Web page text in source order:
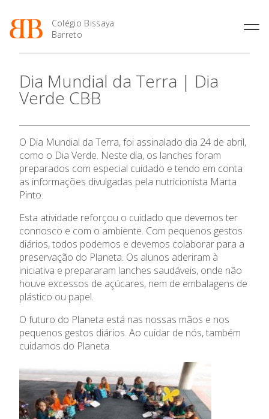
Colégio Bissaya
Barreto
O Colégio
Projeto Educativo
Organização
Colaboradores Não
Docentes
Instalações
Ofertas de emprego
Regulamentos
Jornal “O Coreto”
Privacidade
Oferta Formativa
Enriquecimento Curricular
Oferta Curricular
Sala de Estudo
Atividades de Interrupção
Letiva
Academia de Línguas
Ensino Profissional
Profissionais
Matrículas
Termalismo
Curso de Técnico/a de Apoio
à Família e à Comunidade
Ofertas de Emprego
2027
Calendários
de Educação
SIGE
Secretariado de Exames
Dia Mundial da Terra | Dia
Verde CBB
O Dia Mundial da Terra, foi assinalado dia 24 de abril,
como o Dia Verde. Neste dia, os lanches foram
preparados com especial cuidado e tendo em conta
as informações divulgadas pela nutricionista Marta
Pinto.
Esta atividade reforçou o cuidado que devemos ter
connosco e com o ambiente. Com pequenos gestos
diários, todos podemos e devemos colaborar para a
preservação do Planeta. Os alunos aderiram à
iniciativa e prepararam lanches saudáveis, onde não
houve excessos de açúcares, nem de embalagens de
plástico ou papel.
O futuro do Planeta está nas nossas mãos e nos
pequenos gestos diários. Ao cuidar de nós, também
cuidamos do Planeta.